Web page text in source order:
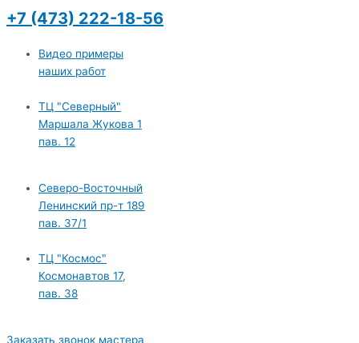
+7 (473) 222-18-56
Видео примеры
наших работ
ТЦ "Северный"
Маршала Жукова 1
пав. 12
Северо-Восточный
Ленинский пр-т 189
пав. 37/1
ТЦ "Космос"
Космонавтов 17,
пав. 38
Заказать звонок мастера